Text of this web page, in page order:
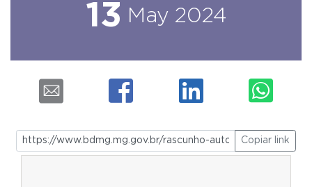
13 May 2024
Copiar link